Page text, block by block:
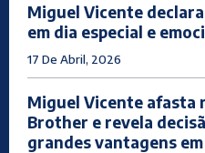
Miguel Vicente
em dia especial e
17 De Abril, 2026
Miguel Vicente afasta
Brother e revela
grandes vantagens